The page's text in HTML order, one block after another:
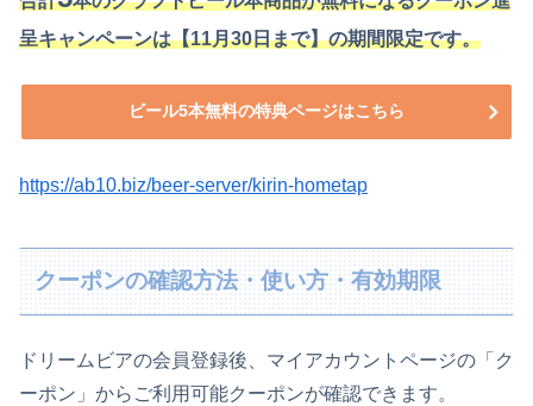
呈キャンペーンは【11月30日まで】の期間限定です。
ビール5本無料の特典ページはこちら
https://ab10.biz/beer-server/kirin-hometap
クーポンの確認方法・使い方・有効期限
ドリームビアの会員登録後、マイアカウントページの「ク
ーポン」からご利用可能クーポンが確認できます。